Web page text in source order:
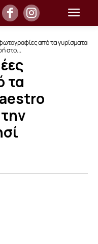
από τα γυρίσματα
στο...
τα